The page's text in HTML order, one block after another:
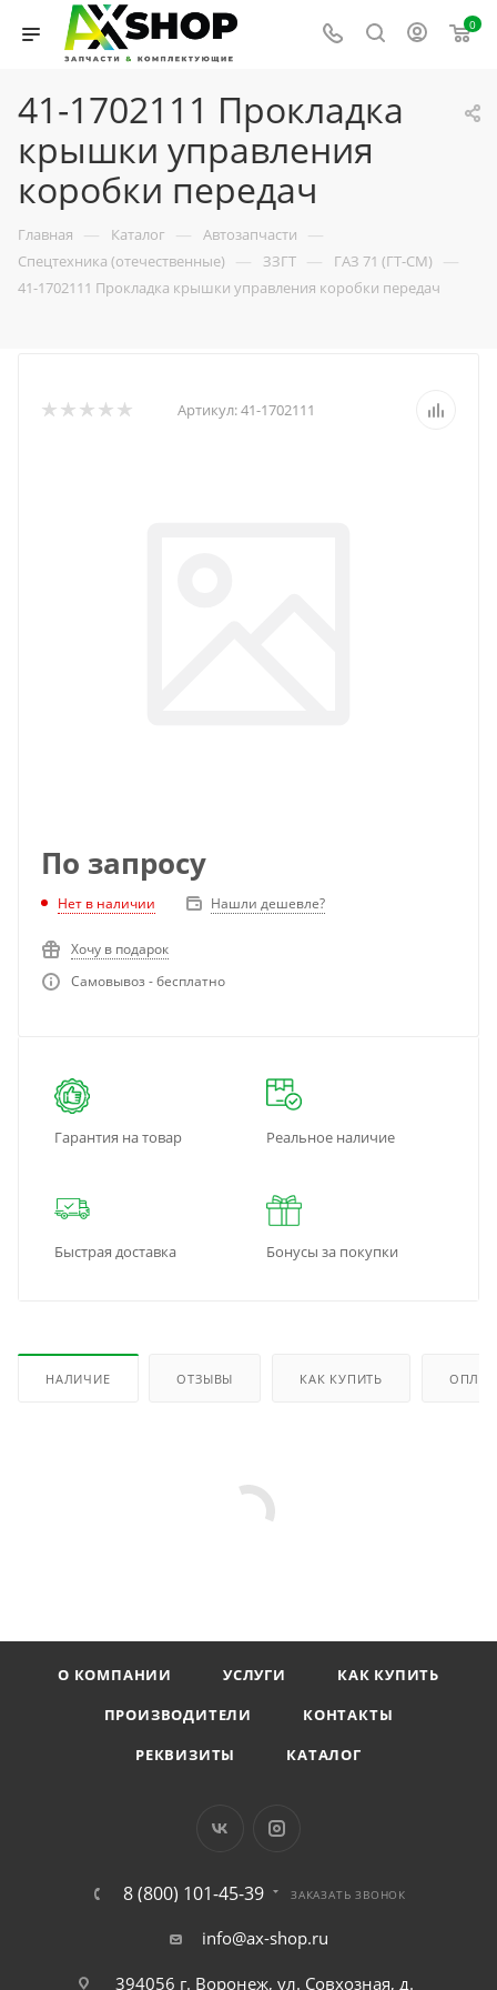
0
41-1702111 Прокладка
крышки управления
коробки передач
Главная — Каталог — Автозапчасти —
Спецтехника (отечественные) — ЗЗГТ — ГАЗ 71 (ГТ-СМ) —
41-1702111 Прокладка крышки управления коробки передач
Артикул:41-1702111
По запросу
Нет в наличии Нашли дешевле?
Хочу в подарок
Самовывоз - бесплатно
Гарантия на товар Реальное наличие
Быстрая доставка Бонусы за покупки
НАЛИЧИЕ ОТЗЫВЫ КАК КУПИТЬ
О КОМПАНИИ УСЛУГИ
КАК КУПИТЬ
ПРОИЗВОДИТЕЛИ
КОНТАКТЫ
РЕКВИЗИТЫ
КАТАЛОГ
8 (800) 101-45-39 ЗАКАЗАТЬ ЗВОНОК
info@ax-shop.ru
394056 г. Воронеж, ул. Совхозная, д.